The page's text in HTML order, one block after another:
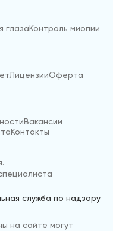
глазаКонтроль миопии
ЛицензииОферта
Вакансии
Контакты
служба по надзору
на сайте могут